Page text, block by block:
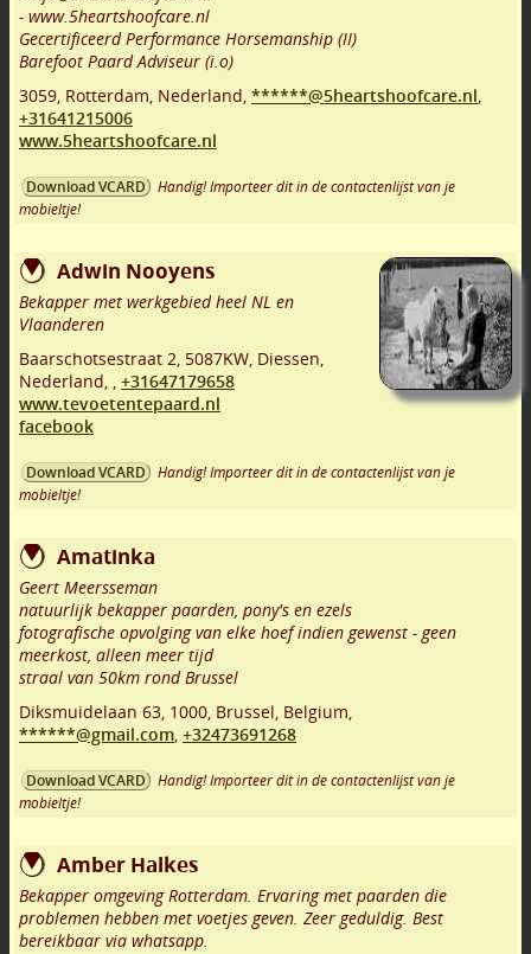
- www.5heartshoofcare.nl
Gecertificeerd Performance Horsemanship (II)
Barefoot Paard Adviseur (i.o)
3059, Rotterdam, Nederland, ******@5heartshoofcare.nl,
+31641215006
www.5heartshoofcare.nl
Download VCARD
Handig! Importeer dit in de contactenlijst van je
mobieltje!
Adwin Nooyens
Bekapper met werkgebied heel NL en
Vlaanderen
Baarschotsestraat 2, 5087KW, Diessen,
Nederland, , +31647179658
www.tevoetentepaard.nl
facebook
Download VCARD
Handig! Importeer dit in de contactenlijst van je
mobieltje!
Amatinka
Geert Meersseman
natuurlijk bekapper paarden, pony's en ezels
fotografische opvolging van elke hoef indien gewenst - geen
meerkost, alleen meer tijd
straal van 50km rond Brussel
Diksmuidelaan 63, 1000, Brussel, Belgium,
******@gmail.com, +32473691268
Download VCARD
Handig! Importeer dit in de contactenlijst van je
mobieltje!
Amber Halkes
Bekapper omgeving Rotterdam. Ervaring met paarden die
problemen hebben met voetjes geven. Zeer geduldig. Best
bereikbaar via whatsapp.